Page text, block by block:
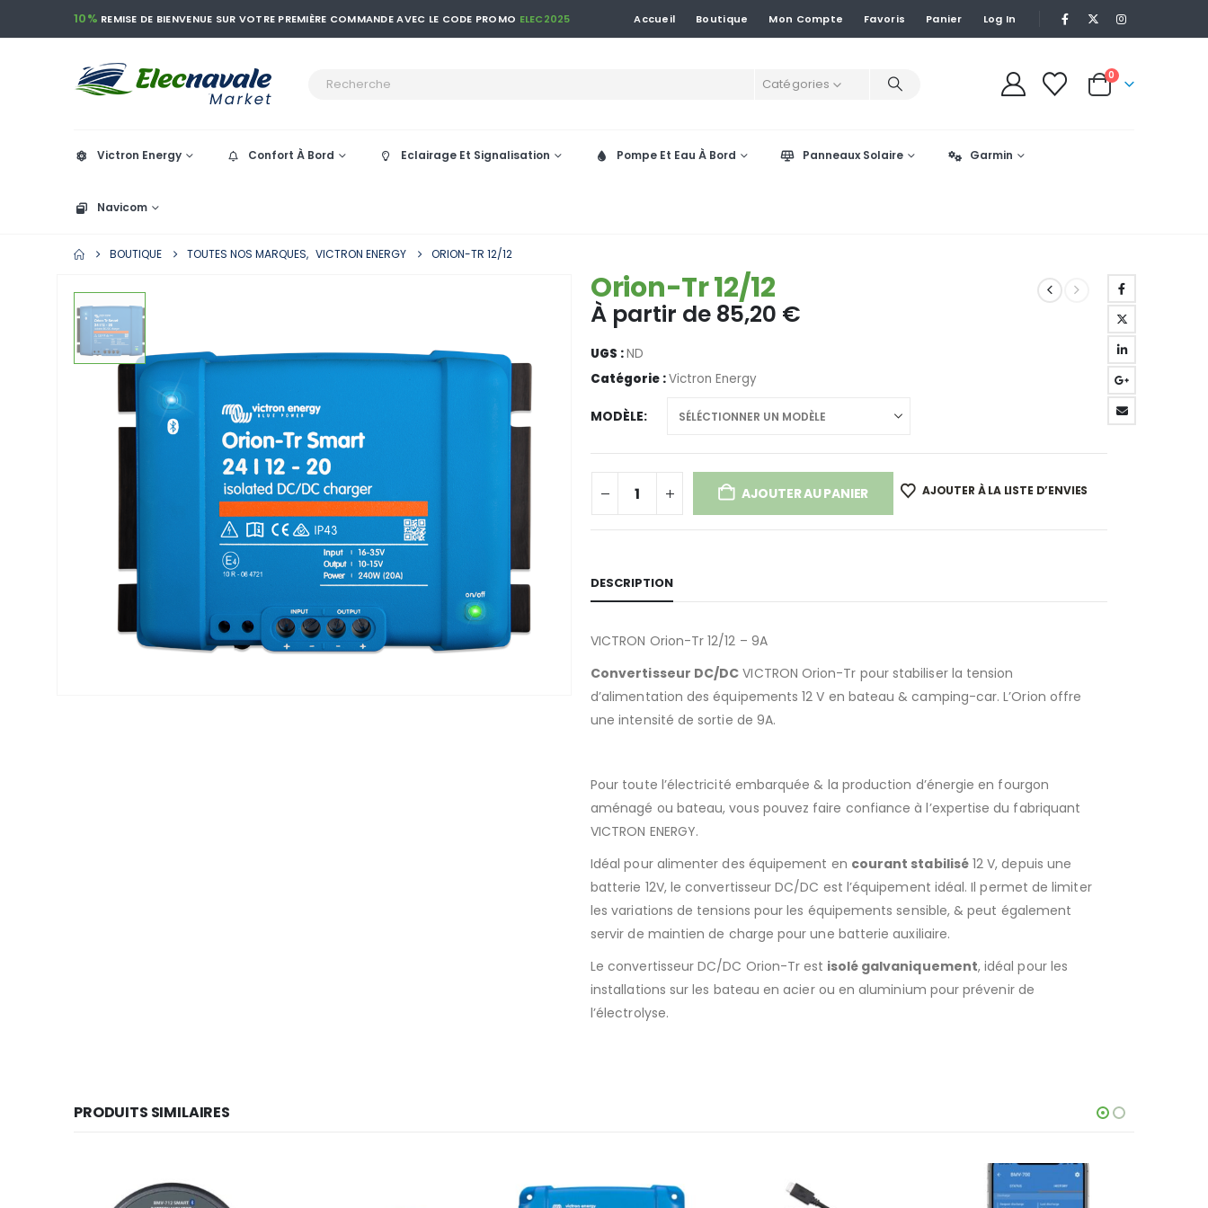
10% REMISE DE BIENVENUE SUR VOTRE PREMIÈRE COMMANDE AVEC LE CODE PROMO ELEC2025 Accueil Boutique Mon Compte Favoris Panier Log In
Catégories
0
Victron Energy Confort À Bord Eclairage Et Signalisation Pompe Et Eau À Bord Panneaux Solaire Garmin
Navicom
BOUTIQUE TOUTES NOS MARQUES, VICTRON ENERGY ORION-TR 12/12
Orion-Tr 12/12
À partir de 85,20 €
UGS :ND
Catégorie :Victron Energy
MODÈLE
AJOUTER AU PANIER AJOUTER À LA LISTE D’ENVIES
DESCRIPTION
VICTRON Orion-Tr 12/12 – 9A
Convertisseur DC/DC VICTRON Orion-Tr pour stabiliser la tension
d’alimentation des équipements 12 V en bateau & camping-car. L’Orion offre
une intensité de sortie de 9A.
Pour toute l’électricité embarquée & la production d’énergie en fourgon
aménagé ou bateau, vous pouvez faire confiance à l’expertise du fabriquant
VICTRON ENERGY.
Idéal pour alimenter des équipement en courant stabilisé12 V, depuis une
batterie 12V, le convertisseur DC/DC est l’équipement idéal. Il permet de limiter
les variations de tensions pour les équipements sensible, & peut également
servir de maintien de charge pour une batterie auxiliaire.
Le convertisseur DC/DC Orion-Tr est isolé galvaniquement, idéal pour les
installations sur les bateau en acier ou en aluminium pour prévenir de
l’électrolyse.
PRODUITS SIMILAIRES